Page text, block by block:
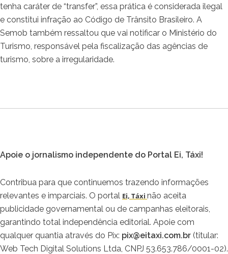
tenha caráter de “transfer”, essa prática é considerada ilegal
e constitui infração ao Código de Trânsito Brasileiro. A
Semob também ressaltou que vai notificar o Ministério do
Turismo, responsável pela fiscalização das agências de
turismo, sobre a irregularidade.
Apoie o jornalismo independente do Portal Ei, Táxi!
Contribua para que continuemos trazendo informações
relevantes e imparciais. O portal Ei, Táxi não aceita
publicidade governamental ou de campanhas eleitorais,
garantindo total independência editorial. Apoie com
qualquer quantia através do Pix: pix@eitaxi.com.br (titular:
Web Tech Digital Solutions Ltda, CNPJ 53.653.786/0001-02).